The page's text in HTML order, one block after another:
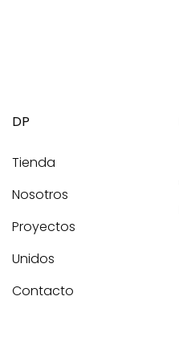
DP
Tienda
Nosotros
Proyectos
Unidos
Contacto